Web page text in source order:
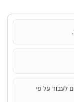
לעבוד על פי